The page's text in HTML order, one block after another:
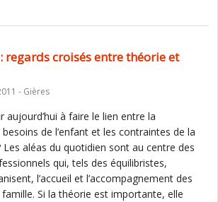
regards croisés entre théorie et
- Gières
aujourd’hui à faire le lien entre la
de l’enfant et les contraintes de la
aléas du quotidien sont au centre des
qui, tels des équilibristes,
l’accueil et l’accompagnement des
Si la théorie est importante, elle